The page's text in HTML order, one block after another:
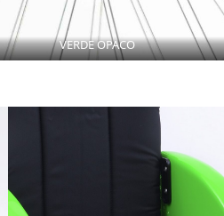
VERDE OPACO